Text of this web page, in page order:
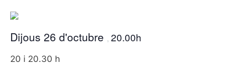
Dijous 26 d'octubre , 20.00h
20 i 20.30 h